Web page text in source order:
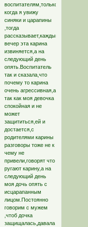
воспитателям,только
когда я увижу
синяки и царапины
,тогда
рассказывает,каждый
вечер эта карина
извиняется,а на
следующий день
опять.Воспитатель
так и сказала,что
почему то карина
очень агрессивная,а
так как моя девочка
спокойная и не
может
защититься,ей и
достается,с
родителями карины
разговоры тоже не к
чему не
привели,говорят что
ругают карину,а на
следующий день
моя дочь опять с
исцарапанным
лицом.Постоянно
говорим с мужем
,чтоб дочка
защищалась,давала